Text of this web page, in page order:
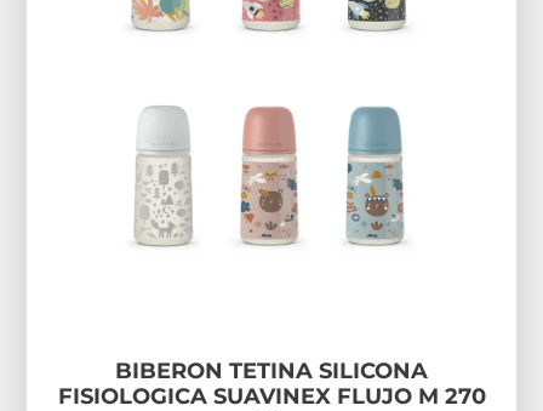
BIBERON TETINA SILICONA
FISIOLOGICA SUAVINEX FLUJO M 270